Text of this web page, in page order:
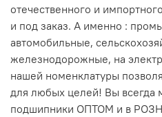
отечественного и
и под заказ. А именно :
автомобильные,
железнодорожные, на
нашей номенклатуры
для любых целей! Вы всегда
подшипники ОПТОМ и в